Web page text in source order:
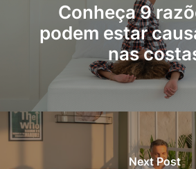
Conheça 9
podem estar
nas
Next Post